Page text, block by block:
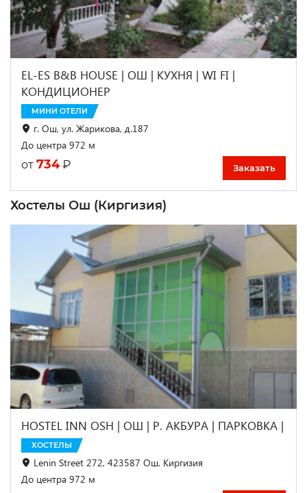
EL-ES B&B HOUSE | ОШ | КУХНЯ | WI FI |
КОНДИЦИОНЕР
МИНИ ОТЕЛИ
г. Ош, ул. Жарикова, д.187
До центра 972 м
от 734 ₽ Заказать
Хостелы Ош (Киргизия)
HOSTEL INN OSH | ОШ | Р. АКБУРА | ПАРКОВКА |
ХОСТЕЛЫ
Lenin Street 272, 423587 Ош, Киргизия
До центра 972 м